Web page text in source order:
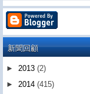
新聞回顧
► 2013 (2)
► 2014 (415)